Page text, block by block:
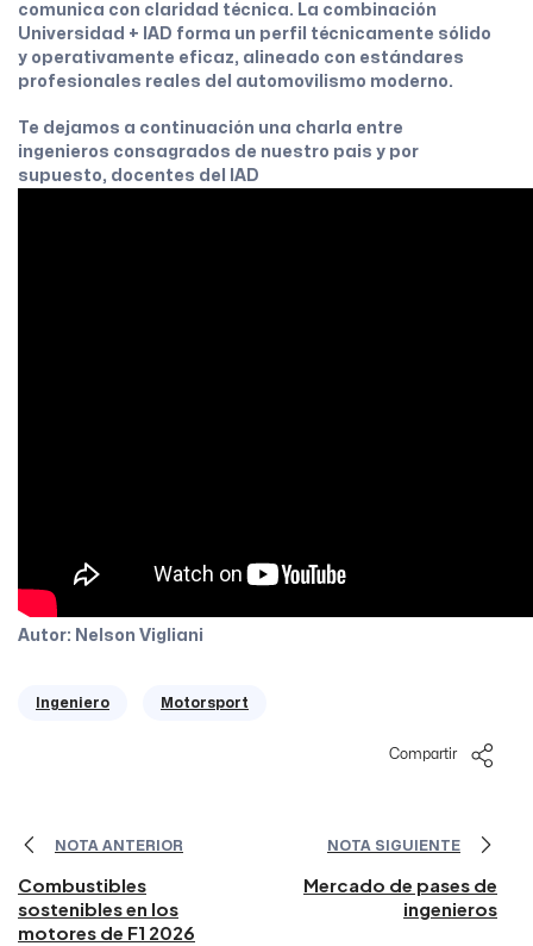
comunica con claridad técnica. La combinación
Universidad + IAD forma un perfil técnicamente sólido
y operativamente eficaz, alineado con estándares
profesionales reales del automovilismo moderno.
Te dejamos a continuación una charla entre
ingenieros consagrados de nuestro pais y por
supuesto, docentes del IAD
Autor: Nelson Vigliani
Ingeniero Motorsport
Compartir
NOTA ANTERIOR
Combustibles
sostenibles en los
motores de F1 2026
NOTA SIGUIENTE
Mercado de pases de
ingenieros